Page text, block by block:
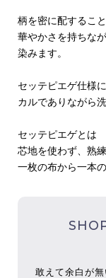
柄を密に配するこ
華やかさを持ちな
染みます。
セッテピエゲ仕様
カルでありながら
セッテピエゲとは
芯地を使わず、熟
一枚の布から一本
敢えて余白が